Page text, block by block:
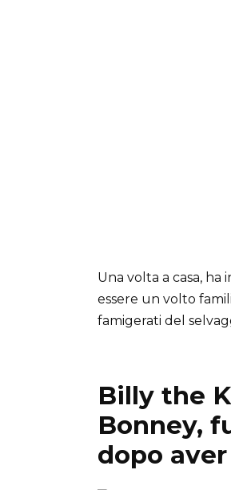
Una volta a casa,
essere un volto
famigerati del
Billy the
Bonney,
dopo